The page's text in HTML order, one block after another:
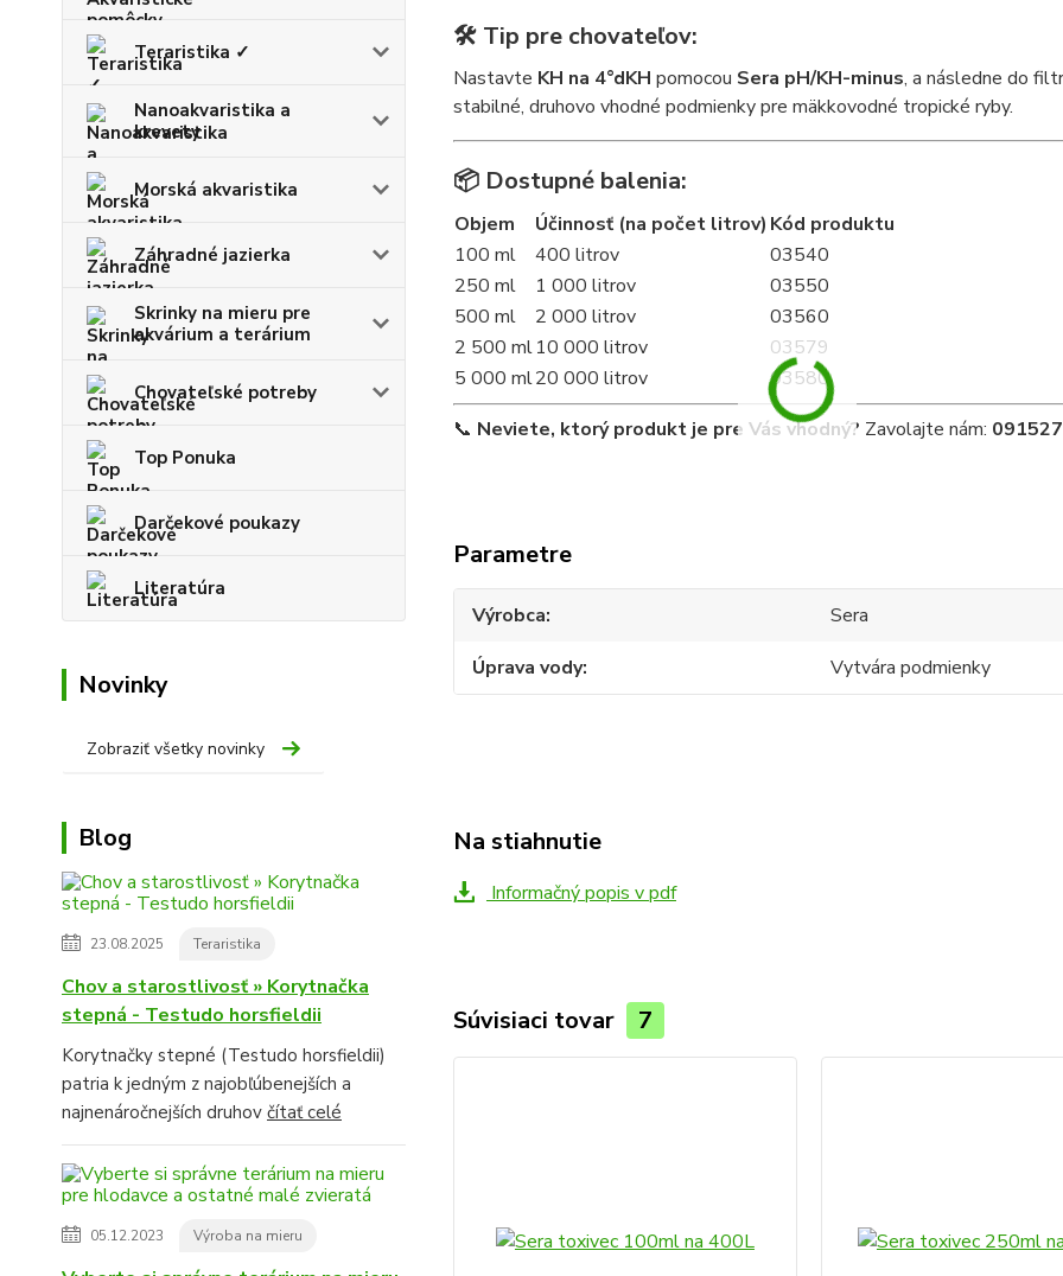
Teraristika ✓
Nanoakvaristika a
krevety
Morská akvaristika
Záhradné jazierka
Skrinky na mieru pre
akvárium a terárium
Chovateľské potreby
Top Ponuka
Darčekové poukazy
Literatúra
Novinky
Zobraziť všetky novinky
Blog
23.08.2025 Teraristika
Chov a starostlivosť » Korytnačka
stepná - Testudo horsfieldii
Korytnačky stepné (Testudo horsfieldii)
patria k jedným z najobľúbenejších a
najnenáročnejších druhov čítať celé
05.12.2023 Výroba na mieru
🛠️ Tip pre chovateľov:
Nastavte KH na 4°dKH pomocou Sera pH/KH-minus, a následne do
stabilné, druhovo vhodné podmienky pre mäkkovodné tropické ryby.
📦 Dostupné balenia:
Objem Účinnosť (na počet litrov) Kód produktu
100 ml
400 litrov
03540
250 ml
1 000 litrov
03550
500 ml
2 000 litrov
03560
2 500 ml10 000 litrov
03579
5 000 ml20 000 litrov
03580
📞 Neviete, ktorý produkt je pre Vás vhodný? Zavolajte nám:
Parametre
Výrobca
Sera
Úprava vody
Vytvára podmienky
Na stiahnutie
Informačný popis v pdf
Súvisiaci tovar 7